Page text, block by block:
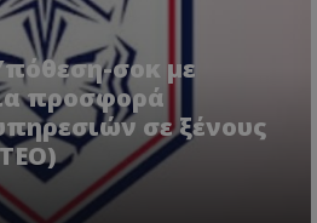
σοκ με
προσφορά
σε ξένους